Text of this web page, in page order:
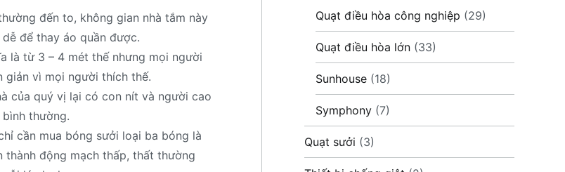
đến to, không gian nhà tắm này
để thay áo quần được.
là từ 3 – 4 mét thế nhưng mọi người
giản vì mọi người thích thế.
của quý vị lại có con nít và người cao
thường.
cần mua bóng sưởi loại ba bóng là
thành động mạch thấp, thất thường
Quạt điều hòa công nghiệp (29)
Quạt điều hòa lớn (33)
Sunhouse (18)
Symphony (7)
Quạt sưởi (3)